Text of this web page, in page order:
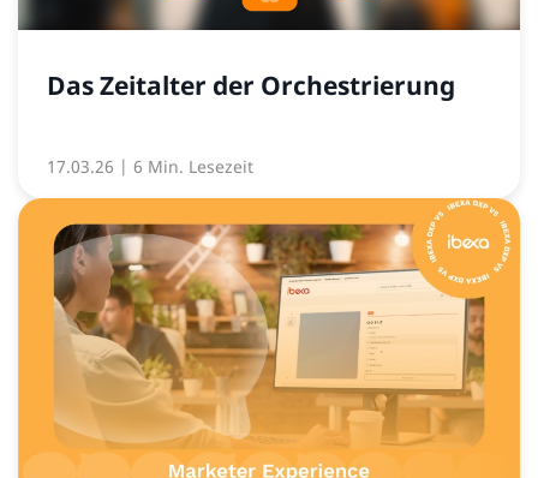
Das Zeitalter der Orchestrierung
17.03.26 | 6 Min. Lesezeit